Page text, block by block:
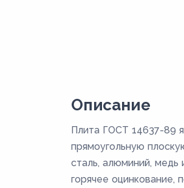
Описание
Плита ГОСТ 14637-89
прямоугольную
сталь, алюминий, медь
горячее оцинкование,